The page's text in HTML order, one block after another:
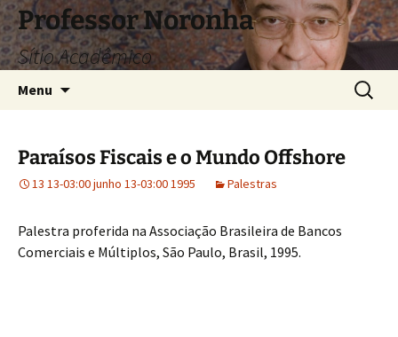
Pular
para
o
conteúdo
Professor Noronha
Sítio Acadêmico
Menu
por:
Paraísos Fiscais e o Mundo Offshore
13 13-03:00 junho 13-03:00 1995 Palestras
Palestra proferida na Associação Brasileira de Bancos
Comerciais e Múltiplos, São Paulo, Brasil, 1995.